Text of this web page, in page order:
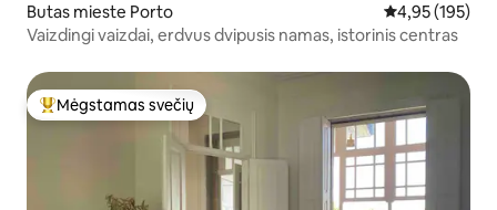
Butas mieste Porto Vidutinis
4,95 (195)
Vaizdingi vaizdai, erdvus dvipusis namas, istorinis centras
Svečių mėgstamiausias
Mėgstamas svečių